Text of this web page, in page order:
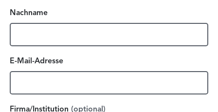
Vorname
Nachname
E-Mail-Adresse
Firma/Institution (optional)